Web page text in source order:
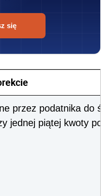
się
przez podatnika do
jednej piątej kwoty